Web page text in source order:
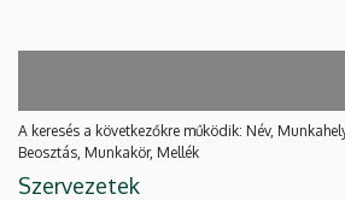
A keresés a következőkre működik: Név,
Beosztás, Munkakör, Mellék
Szervezetek